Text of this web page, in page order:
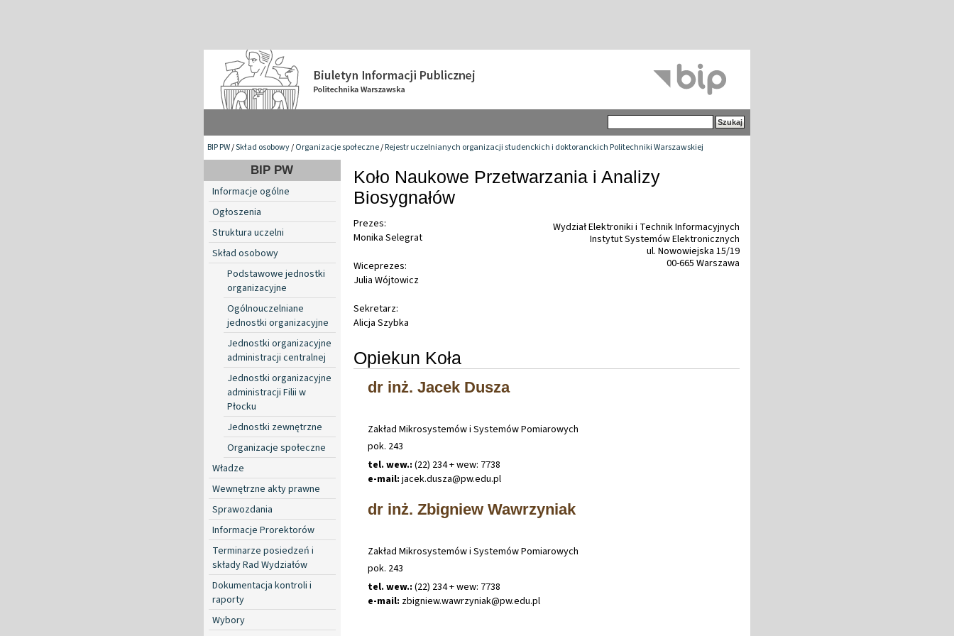
BIP PW/Skład osobowy/Organizacje społeczne/Rejestr uczelnianych organizacji studenckich i doktoranckich Politechniki Warszawskiej
BIP PW
Informacje ogólne
Ogłoszenia
Struktura uczelni
Skład osobowy
Podstawowe jednostki
organizacyjne
Ogólnouczelniane
jednostki organizacyjne
Jednostki organizacyjne
administracji centralnej
Jednostki organizacyjne
administracji Filii w
Płocku
Jednostki zewnętrzne
Organizacje społeczne
Władze
Wewnętrzne akty prawne
Sprawozdania
Informacje Prorektorów
Terminarze posiedzeń i
składy Rad Wydziałów
Dokumentacja kontroli i
raporty
Wybory
Koło Naukowe Przetwarzania i Analizy
Biosygnałów
Wydział Elektroniki i Technik Informacyjnych
Instytut Systemów Elektronicznych
ul. Nowowiejska 15/19
00-665 Warszawa
Prezes:
Monika Selegrat
Wiceprezes:
Julia Wójtowicz
Sekretarz:
Alicja Szybka
Opiekun Koła
dr inż. Jacek Dusza
Zakład Mikrosystemów i Systemów Pomiarowych
pok. 243
tel. wew.: (22) 234 + wew: 7738
e-mail: jacek.dusza@pw.edu.pl
dr inż. Zbigniew Wawrzyniak
Zakład Mikrosystemów i Systemów Pomiarowych
pok. 243
tel. wew.: (22) 234 + wew: 7738
e-mail: zbigniew.wawrzyniak@pw.edu.pl